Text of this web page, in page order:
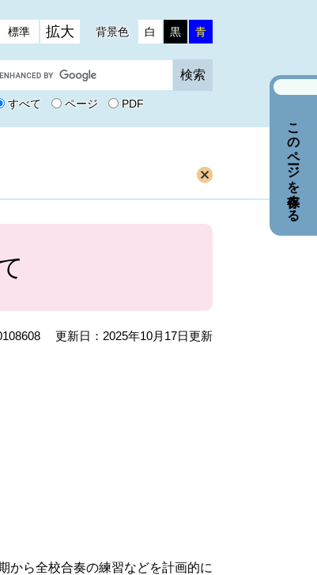
標準 拡大 背景色 白 黒 青
すべて ページ PDF
更新日：2025年10月17日更新
から全校合奏の練習などを計画的に
このページを保存する